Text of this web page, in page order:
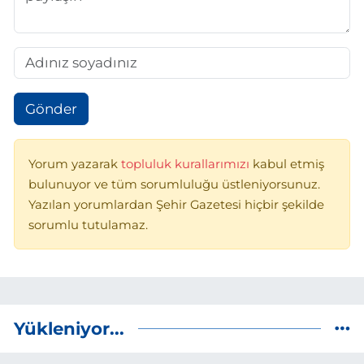
Gönder
Yorum yazarak topluluk kurallarımızı kabul etmiş
bulunuyor ve tüm sorumluluğu üstleniyorsunuz.
Yazılan yorumlardan Şehir Gazetesi hiçbir şekilde
sorumlu tutulamaz.
Yükleniyor...